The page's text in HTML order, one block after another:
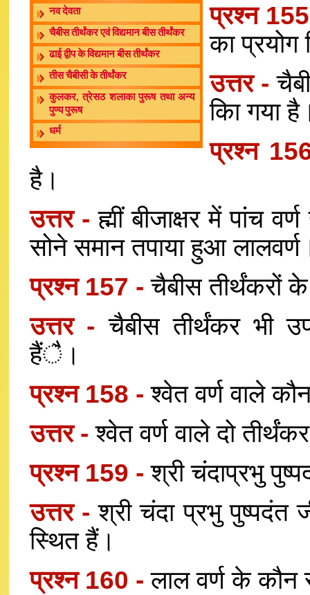
नव देवता
चैबीस तीर्थंकर एवं विद्यमान बीस तीर्थंकर
ढाई द्वीप के विद्यमान बीस तीर्थंकर
तीस चैबीसी के तीर्थंकर
कुलकर, त्रेसठ शलाका पुरूष तथा अन्य
पुण्य पुरूष
धर्म
प्रश्न
का प्रयोग
उत्तर -
किा गया
प्रश्न
है।
उत्तर -ह्मीं बीजाक्षर में पांच
सोने समान तपाया हुआ
प्रश्न 157 -चैबीस तीर्थंकरों
उत्तर -चैबीस तीर्थंकर भी
हैंै।
प्रश्न 158 -श्वेत वर्ण वाले
उत्तर -श्वेत वर्ण वाले दो
प्रश्न 159 -श्री चंदाप्रभु
उत्तर -श्री चंदा प्रभु पुष्पदंत
स्थित हैं।
प्रश्न 160 -लाल वर्ण के कौन